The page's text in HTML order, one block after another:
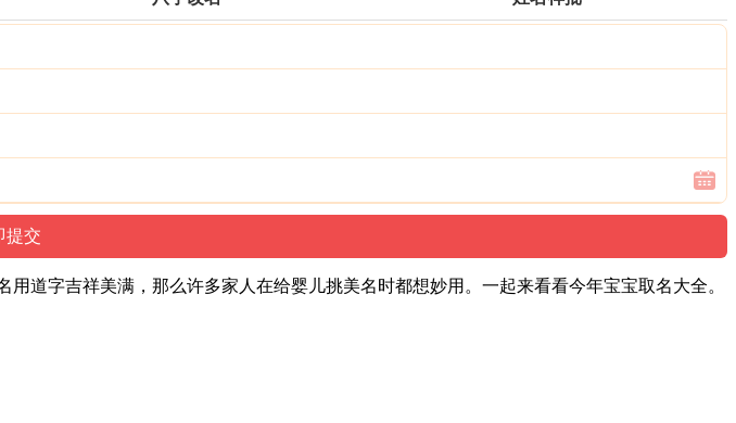
道字吉祥美满，那么许多家人在给婴儿挑美名时都想妙用。一起来看看今年宝宝取名大全。